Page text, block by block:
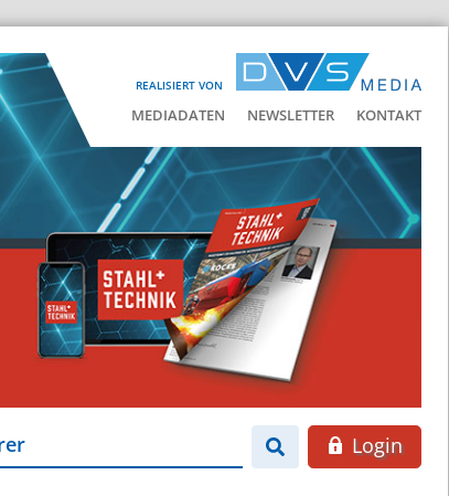
REALISIERT VON
MEDIADATEN NEWSLETTER KONTAKT
Login